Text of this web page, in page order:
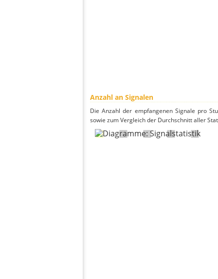
Anzahl an Signalen
Die Anzahl der empfangenen Signale pro
sowie zum Vergleich der Durchschnitt aller